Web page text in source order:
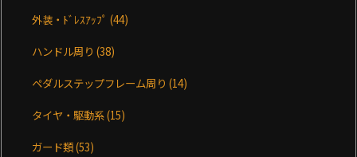
外装・ﾄﾞﾚｽｱｯﾌﾟ(44)
ハンドル周り(38)
ペダルステップフレーム周り(14)
タイヤ・駆動系(15)
ガード類(53)